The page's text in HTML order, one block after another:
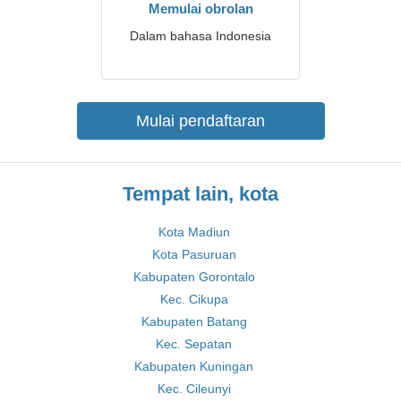
Memulai obrolan
Dalam bahasa Indonesia
Mulai pendaftaran
Tempat lain, kota
Kota Madiun
Kota Pasuruan
Kabupaten Gorontalo
Kec. Cikupa
Kabupaten Batang
Kec. Sepatan
Kabupaten Kuningan
Kec. Cileunyi